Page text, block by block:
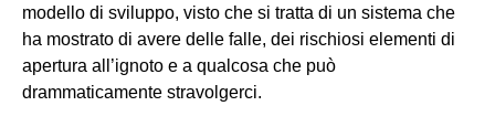
modello di sviluppo, visto che si tratta di un sistema che
ha mostrato di avere delle falle, dei rischiosi elementi di
apertura all’ignoto e a qualcosa che può
drammaticamente stravolgerci.